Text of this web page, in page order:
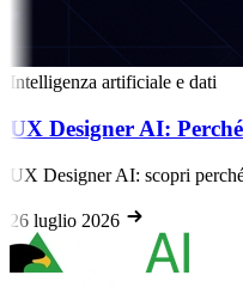
Intelligenza artificiale e dati
UX Designer AI:
UX Designer AI: scopri
26 luglio 2026